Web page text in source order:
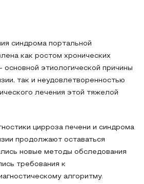
синдрома портальной
как ростом хронических
основной этиологической причины
так и неудовлетворенностью
лечения этой тяжелой
цирроза печени и синдрома
продолжают оставаться
новые методы обследования
требования к
алгоритму.